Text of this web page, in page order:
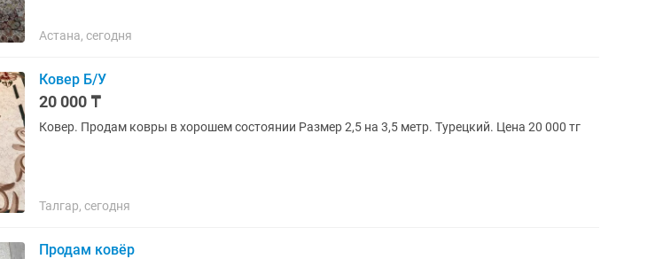
Астана, сегодня
Ковер Б/У
20 000 ₸
Ковер. Продам ковры в хорошем состоянии Размер 2,5 на 3,5 метр. Турецкий. Цена 20 000 тг
Талгар, сегодня
Продам ковёр